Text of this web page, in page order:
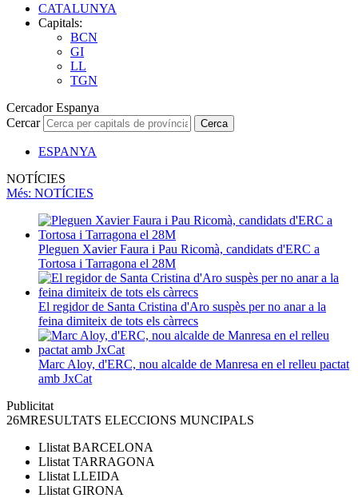
CATALUNYA
Capitals:
BCN
GI
LL
TGN
Cercador Espanya
Cercar
Cerca
ESPANYA
NOTÍCIES
Més: NOTÍCIES
Pleguen Xavier Faura i Pau Ricomà, candidats d'ERC a
Tortosa i Tarragona el 28M
El regidor de Santa Cristina d'Aro suspès per no anar a la
feina dimiteix de tots els càrrecs
Marc Aloy, d'ERC, nou alcalde de Manresa en el relleu pactat
amb JxCat
Publicitat
26MRESULTATS ELECCIONS MUNCIPALS
Llistat BARCELONA
Llistat TARRAGONA
Llistat LLEIDA
Llistat GIRONA